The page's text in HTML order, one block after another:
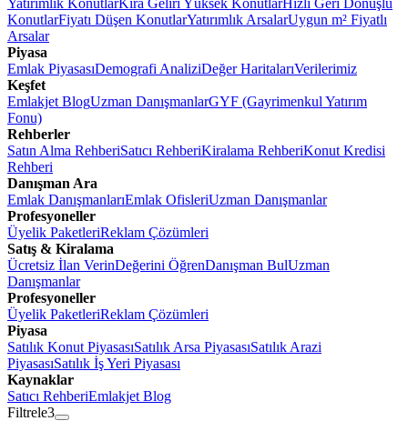
Yatırımlık KonutlarKira Geliri Yüksek KonutlarHızlı Geri Dönüşlü
KonutlarFiyatı Düşen KonutlarYatırımlık ArsalarUygun m² Fiyatlı
Arsalar
Piyasa
Emlak PiyasasıDemografi AnaliziDeğer HaritalarıVerilerimiz
Keşfet
Emlakjet BlogUzman DanışmanlarGYF (Gayrimenkul Yatırım
Fonu)
Rehberler
Satın Alma RehberiSatıcı RehberiKiralama RehberiKonut Kredisi
Rehberi
Danışman Ara
Emlak DanışmanlarıEmlak OfisleriUzman Danışmanlar
Profesyoneller
Üyelik PaketleriReklam Çözümleri
Satış & Kiralama
Ücretsiz İlan VerinDeğerini ÖğrenDanışman BulUzman
Danışmanlar
Profesyoneller
Üyelik PaketleriReklam Çözümleri
Piyasa
Satılık Konut PiyasasıSatılık Arsa PiyasasıSatılık Arazi
PiyasasıSatılık İş Yeri Piyasası
Kaynaklar
Satıcı RehberiEmlakjet Blog
Filtrele3